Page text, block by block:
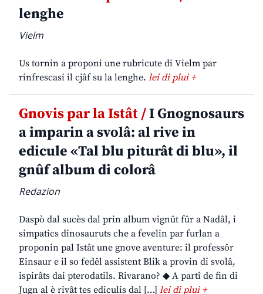
lenghe
Vielm
Us tornin a proponi une rubricute di Vielm par
rinfrescasi il cjâf su la lenghe. lei di plui +
Gnovis par la Istât /I Gnognosaurs
a imparin a svolâ: al rive in
edicule «Tal blu piturât di blu», il
gnûf album di colorâ
Redazion
Daspò dal sucès dal prin album vignût fûr a Nadâl, i
simpatics dinosauruts che a fevelin par furlan a
proponin pal Istât une gnove aventure: il professôr
Einsaur e il so fedêl assistent Blik a provin di svolâ,
ispirâts dai pterodatils. Rivarano? ◆ A partî de fin di
Jugn al è rivât tes ediculis dal […] lei di plui +